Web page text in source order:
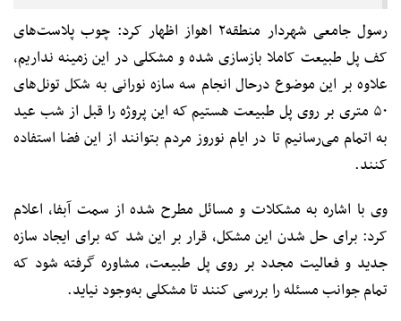
رسول جامعی شهردار منطقه۲ اهواز اظهار کرد: چوب پلاست‌های
کف پل طبیعت کاملا بازسازی شده و مشکلی در این زمینه نداریم،
علاوه بر این موضوع درحال انجام سه سازه نورانی به شکل تونل‌‌های
۵۰ متری بر روی پل طبیعت هستیم که این پروژه را قبل از شب عید
به اتمام می‌رسانیم تا در ایام نوروز مردم بتوانند از این فضا استفاده
کنند.
وی با اشاره به مشکلات و مسائل مطرح شده از سمت آبفا، اعلام
کرد: برای حل شدن این مشکل، قرار بر این شد که برای ایجاد سازه
جدید و فعالیت مجدد بر روی پل طبیعت، مشاوره گرفته شود که
تمام جوانب مسئله را بررسی کنند تا مشکلی به‌وجود نیاید.